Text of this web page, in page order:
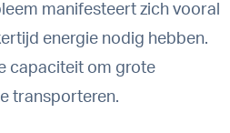
manifesteert zich vooral
energie nodig hebben.
capaciteit om grote
transporteren.